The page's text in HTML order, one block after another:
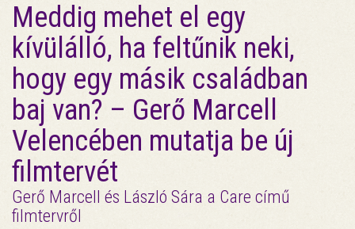
Meddig mehet el egy
kívülálló, ha feltűnik neki,
hogy egy másik családban
baj van? – Gerő Marcell
Velencében mutatja be új
filmtervét
Gerő Marcell és László Sára a Care című
filmtervről